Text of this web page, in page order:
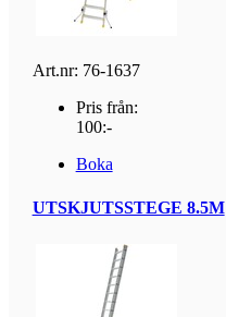
Art.nr: 76-1637
Pris från:
100:-
Boka
UTSKJUTSSTEGE 8.5M